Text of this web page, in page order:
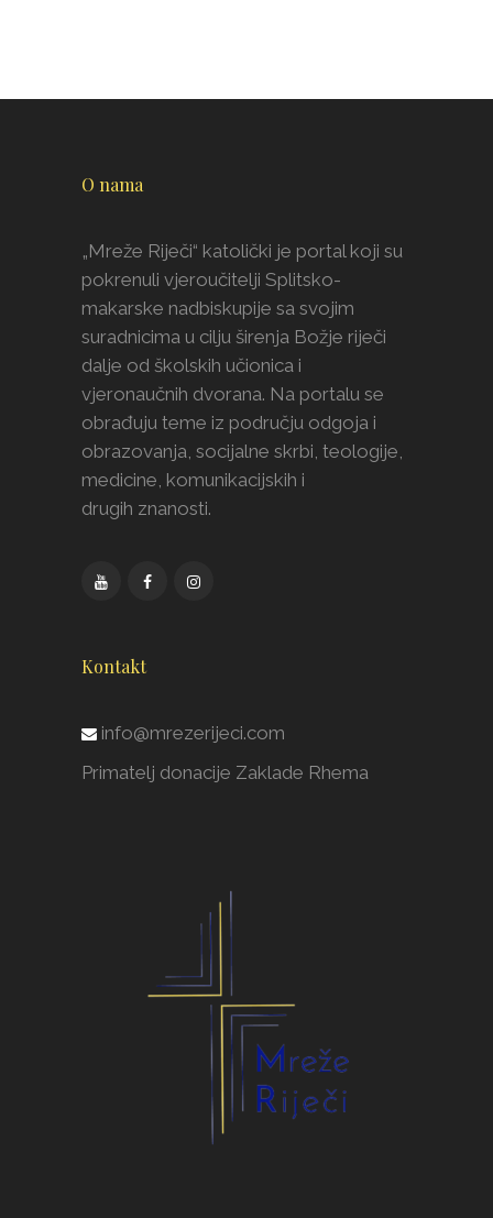
O nama
„Mreže Riječi“ katolički je portal koji su
pokrenuli vjeroučitelji Splitsko-
makarske nadbiskupije sa svojim
suradnicima u cilju širenja Božje riječi
dalje od školskih učionica i
vjeronaučnih dvorana. Na portalu se
obrađuju teme iz području odgoja i
obrazovanja, socijalne skrbi, teologije,
medicine, komunikacijskih i
drugih znanosti.
Kontakt
info@mrezerijeci.com
Primatelj donacije Zaklade Rhema